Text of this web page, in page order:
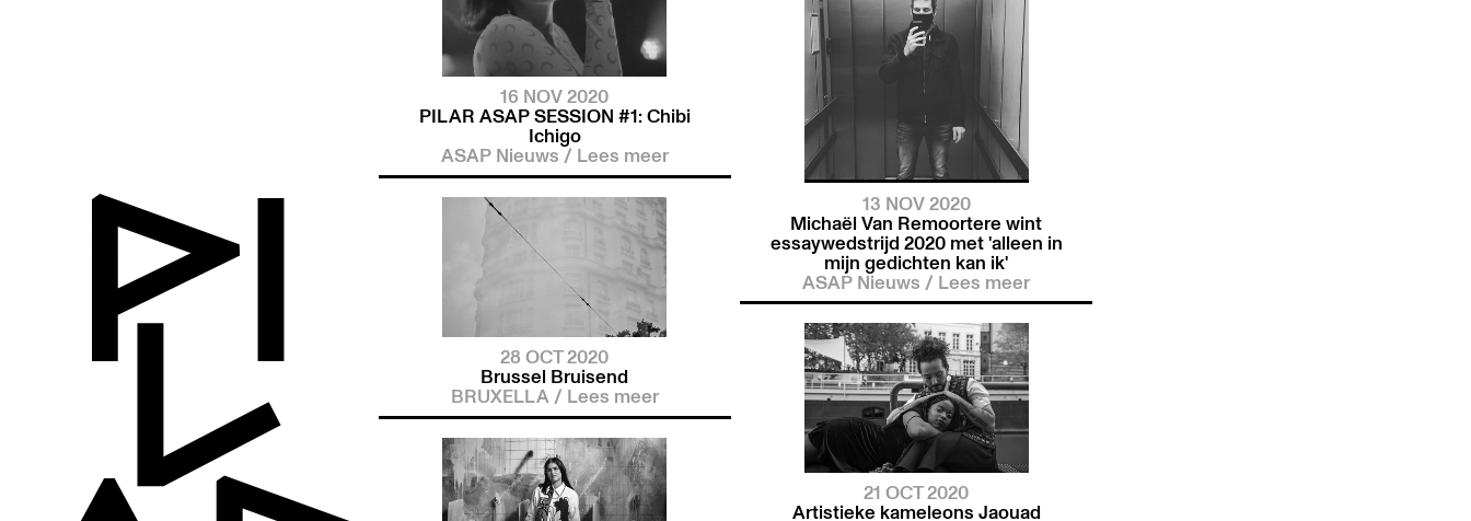
16 NOV 2020
PILAR ASAP SESSION #1: Chibi
Ichigo
ASAP Nieuws/ Lees meer
28 OCT 2020
Brussel Bruisend
BRUXELLA / Lees meer
13 NOV 2020
Michaël Van Remoortere wint
essaywedstrijd 2020 met 'alleen in
mijn gedichten kan ik'
ASAP Nieuws / Lees meer
21 OCT 2020
Artistieke kameleons Jaouad